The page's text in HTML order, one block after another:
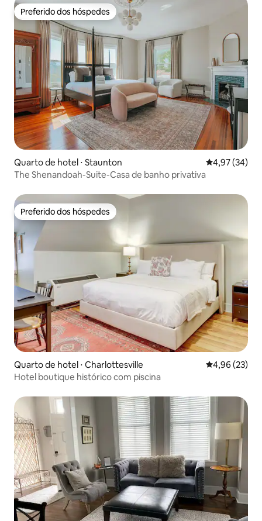
Preferido dos hóspedes
Preferido dos hóspedes
Quarto de hotel ⋅ Staunton 4,97 de uma
4,97 (34)
The Shenandoah-Suite-Casa de banho privativa
Preferido dos hóspedes
Preferido dos hóspedes
Quarto de hotel ⋅ Charlottesville 4,96 de uma
4,96 (23)
Hotel boutique histórico com piscina